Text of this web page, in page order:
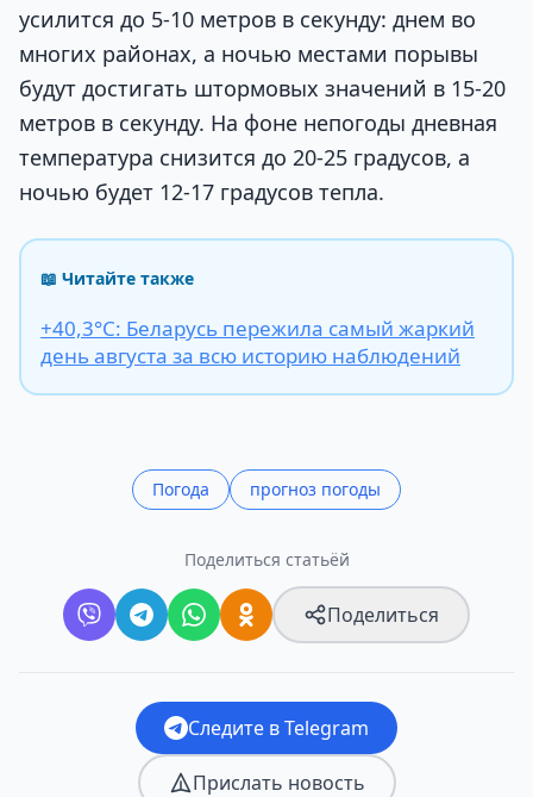
усилится до 5-10 метров в секунду: днем во
многих районах, а ночью местами порывы
будут достигать штормовых значений в 15-20
метров в секунду. На фоне непогоды дневная
температура снизится до 20-25 градусов, а
ночью будет 12-17 градусов тепла.
📖 Читайте также
+40,3°С: Беларусь пережила самый жаркий
день августа за всю историю наблюдений
Погода прогноз погоды
Поделиться статьёй
Поделиться
Следите в Telegram
Прислать новость